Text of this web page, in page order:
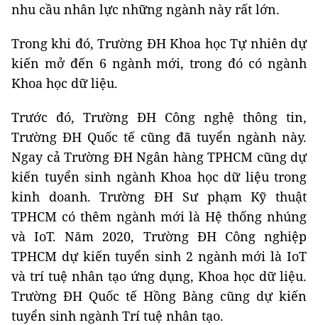
nhu cầu nhân lực những ngành này rất lớn.
Trong khi đó, Trường ĐH Khoa học Tự nhiên dự
kiến mở đến 6 ngành mới, trong đó có ngành
Khoa học dữ liệu.
Trước đó, Trường ĐH Công nghệ thông tin,
Trường ĐH Quốc tế cũng đã tuyển ngành này.
Ngay cả Trường ĐH Ngân hàng TPHCM cũng dự
kiến tuyển sinh ngành Khoa học dữ liệu trong
kinh doanh. Trường ĐH Sư phạm Kỹ thuật
TPHCM có thêm ngành mới là Hệ thống nhúng
và IoT. Năm 2020, Trường ĐH Công nghiệp
TPHCM dự kiến tuyển sinh 2 ngành mới là IoT
và trí tuệ nhân tạo ứng dụng, Khoa học dữ liệu.
Trường ĐH Quốc tế Hồng Bàng cũng dự kiến
tuyển sinh ngành Trí tuệ nhân tạo.